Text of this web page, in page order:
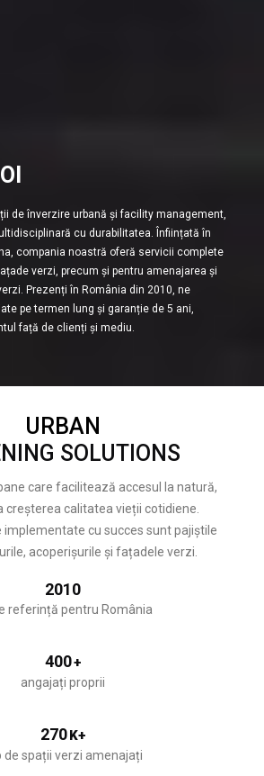
de înverzire urbană și facility management,
cu durabilitatea. Înființată în
compania noastră oferă servicii complete
verzi, precum și pentru amenajarea și
Prezenți în România din 2010, ne
pe termen lung și garanție de 5 ani,
față de clienți și mediu.
URBAN
SOLUTIONS
care facilitează accesul la natură,
creșterea calitatea vieții cotidiene.
implementate cu succes sunt pajiștile
acoperișurile și fațadele verzi.
2010
referință pentru România
400+
angajați proprii
270K+
de spații verzi amenajați